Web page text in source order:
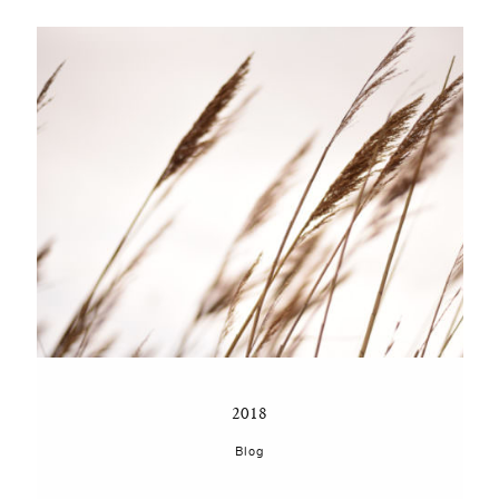
2018
Blog